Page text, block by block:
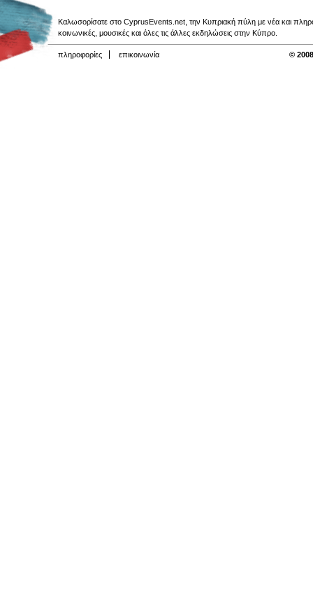
Καλωσορίσατε στο CyprusEvents.net, την Κυπριακή πύλη με νέα και
κοινωνικές, μουσικές και όλες τις άλλες εκδηλώσεις στην Κύπρο.
πληροφορίες επικοινωνία ©